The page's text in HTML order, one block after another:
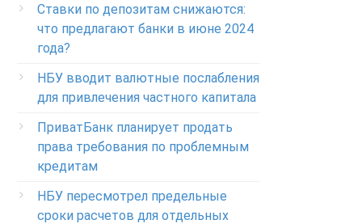
Круглосуточный телефон поддержки
обслуживания POS-­терминалов
0-800-500-030
Изменение ПИН-кода карты
0-800-500-804
Ставки по депозитам снижаются:
что предлагают банки в июне 2024
года?
НБУ вводит валютные послабления
для привлечения частного капитала
ПриватБанк планирует продать
права требования по проблемным
кредитам
НБУ пересмотрел предельные
сроки расчетов для отдельных